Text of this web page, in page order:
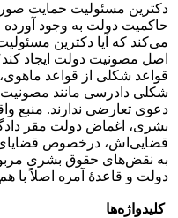
دکترین مسئولیت حمایت
حاکمیت دولت به وجود آورده
می‌کند که آیا دکترین
اصل مصونیت دولت ایجاد
قواعد شکلی از قواعد
شکلی دادرسی مانند مصونیت
دعوی تعارضی ندارند. منبع
بشری، اغماض دولت مقر
قضایی‌اش، درخصوص قضایای
به نقض‌های حقوق بشری
دولت و قاعدۀ آمره اصلاً با هم
کلیدواژه‌ها